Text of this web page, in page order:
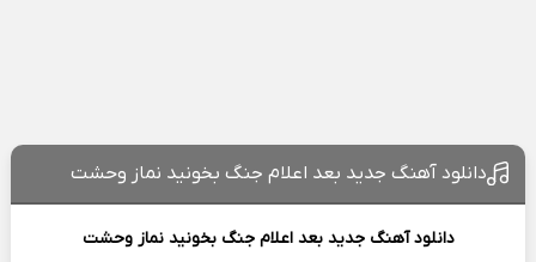
دانلود آهنگ جدید بعد اعلام جنگ بخونید نماز وحشت
دانلود آهنگ جدید بعد اعلام جنگ بخونید نماز وحشت